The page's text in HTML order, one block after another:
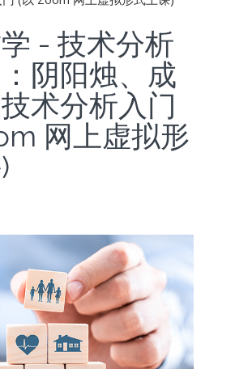
here
- 技术分析
阴阳烛、成
术分析入门
网上虚拟形